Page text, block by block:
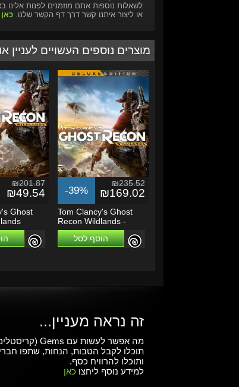
לשאלות נוספות אתם מוזמנים לפנות אלינו
או ליצור איתנו קשר דרך דף הקשר שלנו.כאן
מוצרים נוספים העשויים לעניין
₪201.87
₪49.54
Ghost
-39%
₪235.52
₪169.02
Tom Clancy's Ghost
Recon Wildlands -
Deluxe Edition...
הוסף לסל
זה נראה מעניין...
מה אפשר לעשות עם Gems (קריסטלים)?
תוכלו לקבל הטבות, הנחות, שתפו
ותוכלו להרוויח כסף.
למידע נוסף ליחצו כאן